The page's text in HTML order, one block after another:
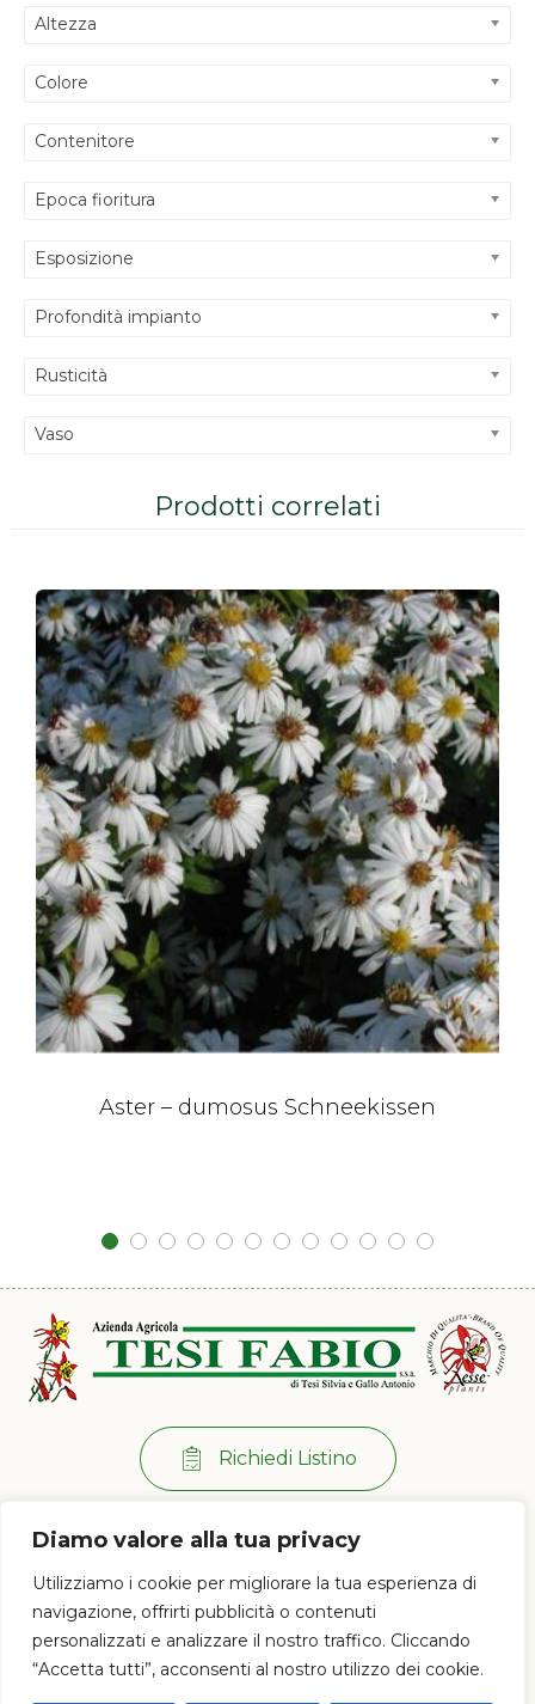
Diamo valore alla tua privacy
Utilizziamo i cookie per migliorare la tua esperienza di
navigazione, offrirti pubblicità o contenuti
personalizzati e analizzare il nostro traffico. Cliccando
“Accetta tutti”, acconsenti al nostro utilizzo dei cookie.
Altezza
Colore
Contenitore
Epoca fioritura
Esposizione
Profondità impianto
Rusticità
Vaso
Prodotti correlati
Aster – dumosus Schneekissen
Richiedi Listino
Per info:
+39 0573 38 20 77
Via di Ramini, 129/D - 51030 Pistoia (PT)
Lun - Ven: 8:00 / 12:00 - 13:30 / 17:00
© 2023 Az. Agricola Tesi Fabio s.s.a. di Tesi Silvia e Gallo Antonio - P.IVA e